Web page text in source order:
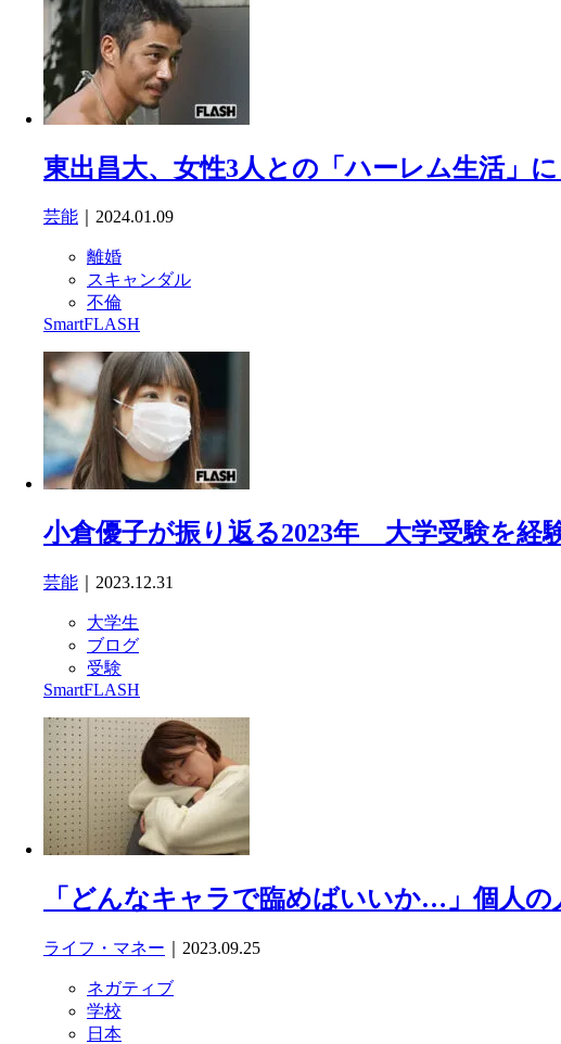
東出昌大、女性3人との「ハーレム生活」
芸能 ｜2024.01.09
離婚
スキャンダル
不倫
SmartFLASH
小倉優子が振り返る2023年 大学受験を経
芸能 ｜2023.12.31
大学生
ブログ
受験
SmartFLASH
「どんなキャラで臨めばいいか…」個人
ライフ・マネー ｜2023.09.25
ネガティブ
学校
日本